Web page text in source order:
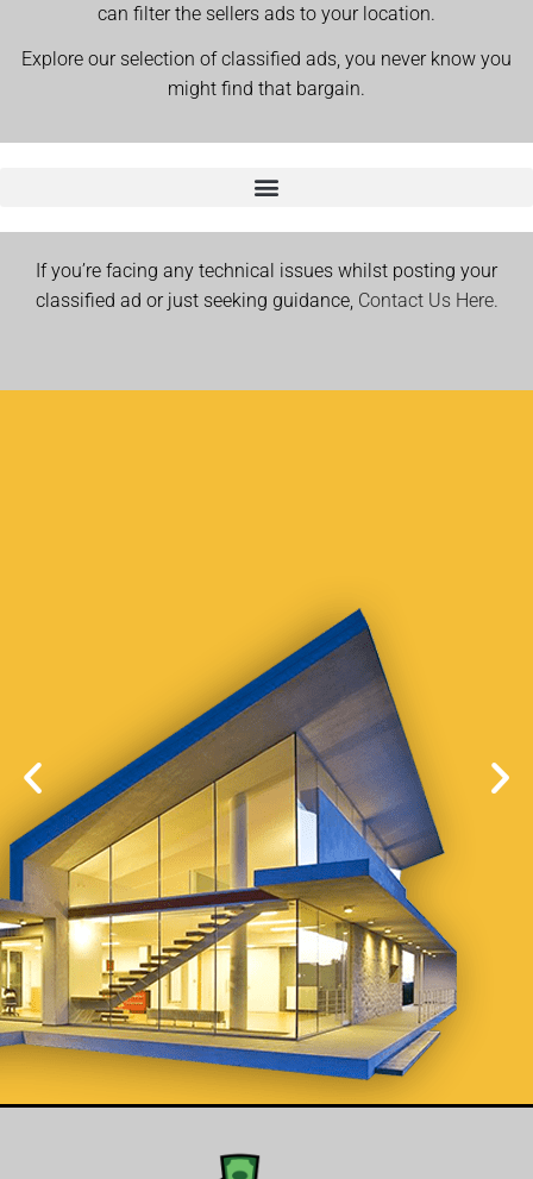
can filter the sellers ads to your location.
Explore our selection of classified ads, you never know you
might find that bargain.
If you’re facing any technical issues whilst posting your
classified ad or just seeking guidance, Contact Us Here.